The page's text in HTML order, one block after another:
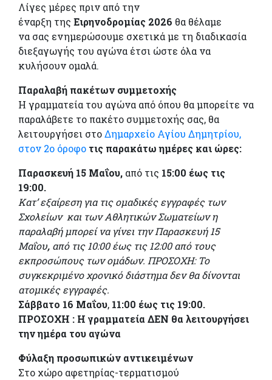
Λίγες μέρες πριν από την
έναρξη της Ειρηνοδρομίας 2026 θα θέλαμε
να σας ενημερώσουμε σχετικά με τη διαδικασία
διεξαγωγής του αγώνα έτσι ώστε όλα να
κυλήσουν ομαλά.
Παραλαβή πακέτων συμμετοχής
H γραμματεία του αγώνα από όπου θα μπορείτε να
παραλάβετε το πακέτο συμμετοχής σας, θα
λειτουργήσει στοΔημαρχείο Αγίου Δημητρίου,
στον 2ο όροφο τις παρακάτω ημέρες και ώρες:
Παρασκευή 15 Μαΐου, από τις 15:00 έως τις
19:00.
Κατ’ εξαίρεση για τις ομαδικές εγγραφές των
Σχολείων και των Αθλητικών Σωματείων η
παραλαβή μπορεί να γίνει την Παρασκευή 15
Μαΐου, από τις 10:00 έως τις 12:00 από τους
εκπροσώπους των ομάδων. ΠΡΟΣΟΧΗ: Το
συγκεκριμένο χρονικό διάστημα δεν θα δίνονται
ατομικές εγγραφές.
Σάββατο 16 Μαΐου, 11:00 έως τις 19:00.
ΠΡΟΣΟΧΗ : Η γραμματεία ΔΕΝ θα λειτουργήσει
την ημέρα του αγώνα
Φύλαξη προσωπικών αντικειμένων
Στο χώρο αφετηρίας-τερματισμού